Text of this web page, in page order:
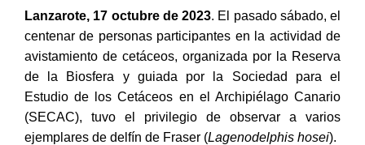
Lanzarote, 17 octubre de 2023. El pasado sábado, el
centenar de personas participantes en la actividad de
avistamiento de cetáceos, organizada por la Reserva
de la Biosfera y guiada por la Sociedad para el
Estudio de los Cetáceos en el Archipiélago Canario
(SECAC), tuvo el privilegio de observar a varios
ejemplares de delfín de Fraser (Lagenodelphis hosei).